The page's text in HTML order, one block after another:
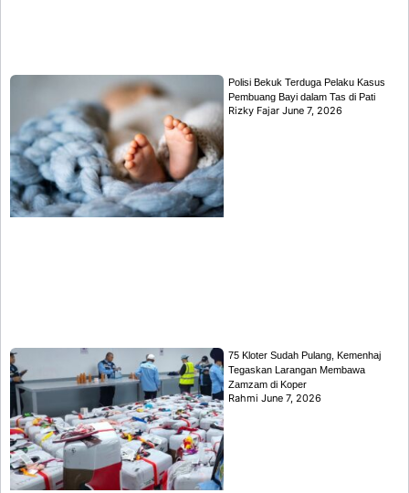
Polisi Bekuk Terduga Pelaku Kasus
Pembuang Bayi dalam Tas di Pati
Rizky FajarJune 7, 2026
75 Kloter Sudah Pulang, Kemenhaj
Tegaskan Larangan Membawa
Zamzam di Koper
RahmiJune 7, 2026